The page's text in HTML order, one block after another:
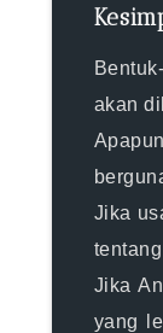
akan
Jika
Jika
yang